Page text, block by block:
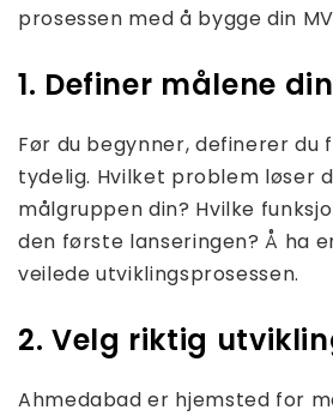
prosessen med å bygge din
1. Definer målene
Før du begynner, definerer du
tydelig. Hvilket problem løser
målgruppen din? Hvilke
den første lanseringen? Å ha
veilede utviklingsprosessen.
2. Velg riktig
Ahmedabad er hjemsted for